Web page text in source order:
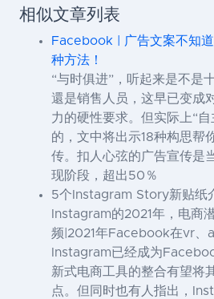
相似文章列表
Facebook | 广告文案不知
种方法！
“与时俱进”，听起来是不是
還是销售人员，这早已变成
力的硬性要求。但实际上“
的，文中将出示18种构思帮
传。扣人心弦的广告宣传是
现阶段，超出50％
5个Instagram Story新贴纸
Instagram的2021年，电商
频|2021年Facebook在vr、
Instagram已经成为
新式电商工具的整合有望将
点。但同时也有人指出，